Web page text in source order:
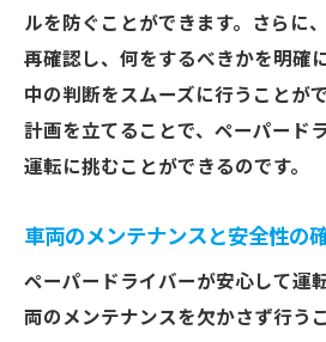
ルを防ぐことができます。さらに
再確認し、何をするべきかを明確
中の判断をスムーズに行うことが
計画を立てることで、ペーパード
運転に挑むことができるのです。
車両のメンテナンスと安全性の
ペーパードライバーが安心して運
両のメンテナンスを欠かさず行う